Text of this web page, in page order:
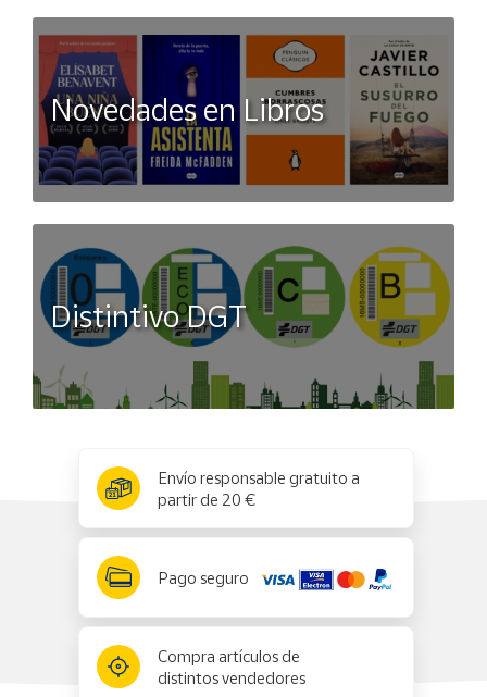
Novedades en Libros
Distintivo DGT
Envío responsable gratuito a
partir de 20 €
Pago seguro
Compra artículos de
distintos vendedores